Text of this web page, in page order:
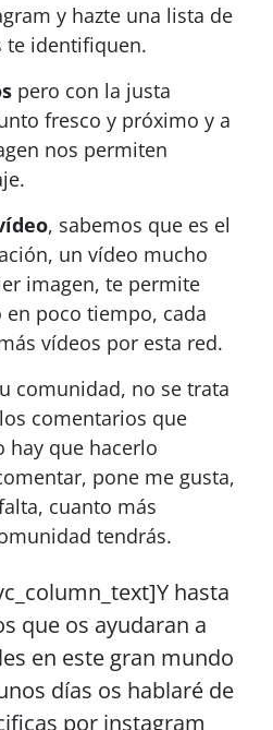
y hazte una lista de
te identifiquen.
pero con la justa
fresco y próximo y a
nos permiten
, sabemos que es el
un vídeo mucho
imagen, te permite
poco tiempo, cada
vídeos por esta red.
comunidad, no se trata
comentarios que
hay que hacerlo
pone me gusta,
cuanto más
tendrás.
hasta
que os ayudaran a
en este gran mundo
días os hablaré de
por instagram